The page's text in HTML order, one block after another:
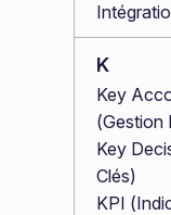
K
Key
(Gestion
Key
Clés)
KPI